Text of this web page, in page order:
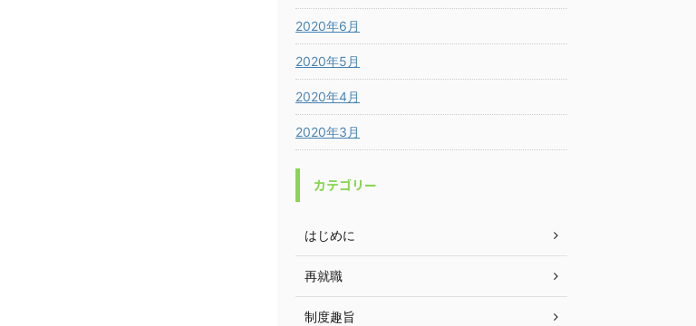
2020年6月
2020年5月
2020年4月
2020年3月
カテゴリー
はじめに
再就職
制度趣旨